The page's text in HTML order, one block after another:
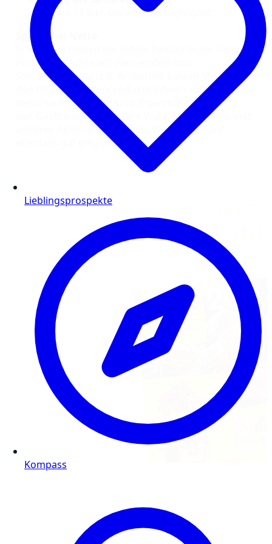
Seiten: 58 inkl. Onlineshop Highlights
Sparen bei Netto
Schaue am besten vor jedem Einkauf in die Netto
Prospekte. Achte auf Werbetafeln und
Sonderangebote (z.B. Artikel mit kurzen MHD) in
den Filialen. Markenprodukte lohnen sich meist nur,
wenn sie im Angebot sind. Eigenmarken sind für
den Geldbeutel die bessere Wahl. Mit Coupons und
anderen Aktionen kann beim Wocheneinkauf
ebenfalls gut gespart werden.
Lieblingsprospekte
Kompass